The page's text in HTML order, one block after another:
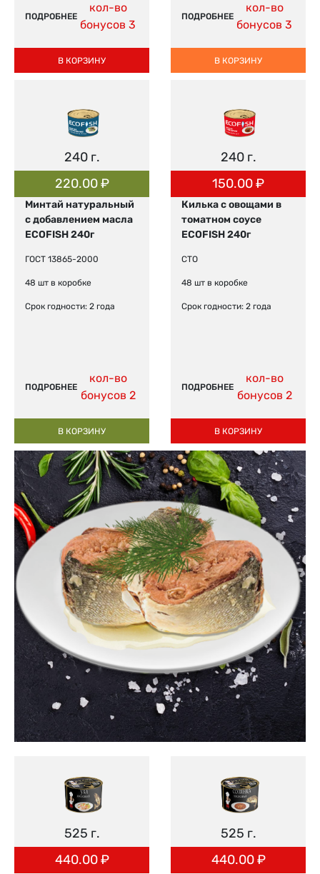
ПОДРОБНЕЕ
кол-во
бонусов 3
В КОРЗИНУ
ПОДРОБНЕЕ
кол-во
бонусов 3
В КОРЗИНУ
240 г.
220.00₽
Минтай натуральный
с добавлением масла
ECOFISH 240г
ГОСТ 13865-2000
48 шт в коробке
Срок годности: 2 года
ПОДРОБНЕЕ
кол-во
бонусов 2
В КОРЗИНУ
240 г.
150.00₽
Килька с овощами в
томатном соусе
ECOFISH 240г
СТО
48 шт в коробке
Срок годности: 2 года
ПОДРОБНЕЕ
кол-во
бонусов 2
В КОРЗИНУ
525 г.
440.00₽
525 г.
440.00₽